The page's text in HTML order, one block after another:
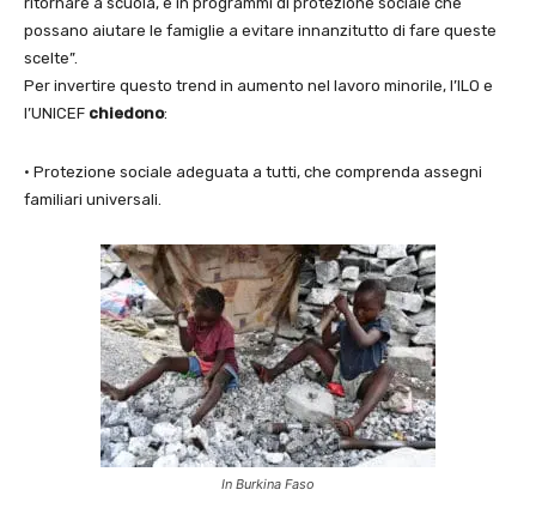
possano aiutare le famiglie a evitare innanzitutto di fare queste
scelte”.
Per invertire questo trend in aumento nel lavoro minorile, l’ILO e
l’UNICEF chiedono:
• Protezione sociale adeguata a tutti, che comprenda assegni
familiari universali.
In Burkina Faso